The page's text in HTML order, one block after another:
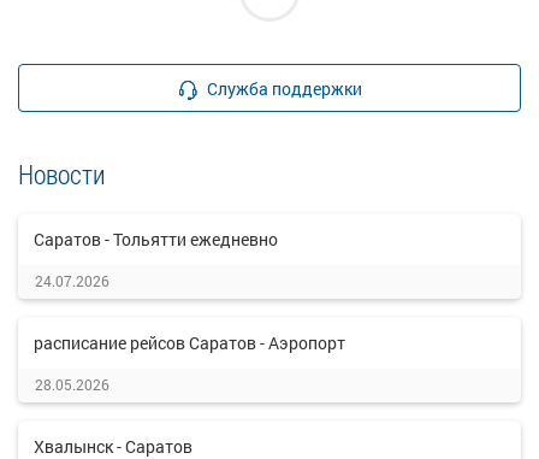
Служба поддержки
Новости
Саратов - Тольятти ежедневно
24.07.2026
расписание рейсов Саратов - Аэропорт
28.05.2026
Хвалынск - Саратов